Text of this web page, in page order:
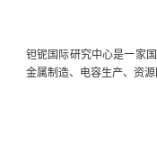
钽铌国际研究中心是一家
金属制造、电容生产、资